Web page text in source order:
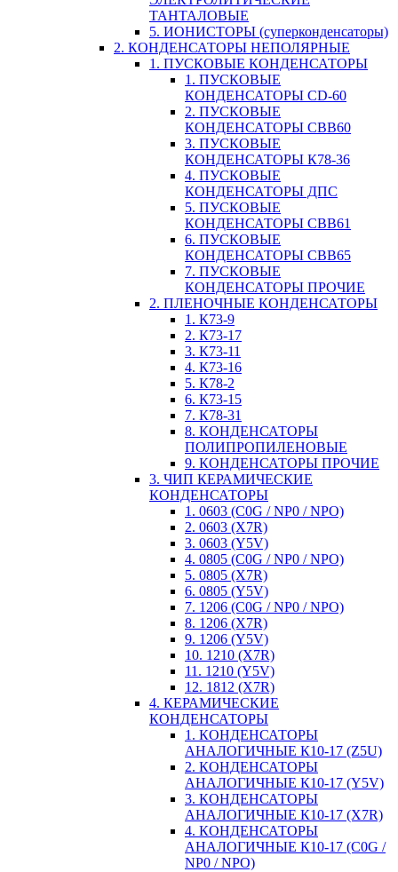
ТАНТАЛОВЫЕ
5. ИОНИСТОРЫ (суперконденсаторы)
2. КОНДЕНСАТОРЫ НЕПОЛЯРНЫЕ
1. ПУСКОВЫЕ КОНДЕНСАТОРЫ
1. ПУСКОВЫЕ
КОНДЕНСАТОРЫ CD-60
2. ПУСКОВЫЕ
КОНДЕНСАТОРЫ CBB60
3. ПУСКОВЫЕ
КОНДЕНСАТОРЫ К78-36
4. ПУСКОВЫЕ
КОНДЕНСАТОРЫ ДПС
5. ПУСКОВЫЕ
КОНДЕНСАТОРЫ CBB61
6. ПУСКОВЫЕ
КОНДЕНСАТОРЫ CBB65
7. ПУСКОВЫЕ
КОНДЕНСАТОРЫ ПРОЧИЕ
2. ПЛЕНОЧНЫЕ КОНДЕНСАТОРЫ
1. К73-9
2. К73-17
3. К73-11
4. К73-16
5. К78-2
6. К73-15
7. К78-31
8. КОНДЕНСАТОРЫ
ПОЛИПРОПИЛЕНОВЫЕ
9. КОНДЕНСАТОРЫ ПРОЧИЕ
3. ЧИП КЕРАМИЧЕСКИЕ
КОНДЕНСАТОРЫ
1. 0603 (C0G / NP0 / NPO)
2. 0603 (X7R)
3. 0603 (Y5V)
4. 0805 (C0G / NP0 / NPO)
5. 0805 (X7R)
6. 0805 (Y5V)
7. 1206 (C0G / NP0 / NPO)
8. 1206 (X7R)
9. 1206 (Y5V)
10. 1210 (X7R)
11. 1210 (Y5V)
12. 1812 (X7R)
4. КЕРАМИЧЕСКИЕ
КОНДЕНСАТОРЫ
1. КОНДЕНСАТОРЫ
АНАЛОГИЧНЫЕ К10-17 (Z5U)
2. КОНДЕНСАТОРЫ
АНАЛОГИЧНЫЕ К10-17 (Y5V)
3. КОНДЕНСАТОРЫ
АНАЛОГИЧНЫЕ К10-17 (X7R)
4. КОНДЕНСАТОРЫ
АНАЛОГИЧНЫЕ К10-17 (C0G /
NP0 / NPO)